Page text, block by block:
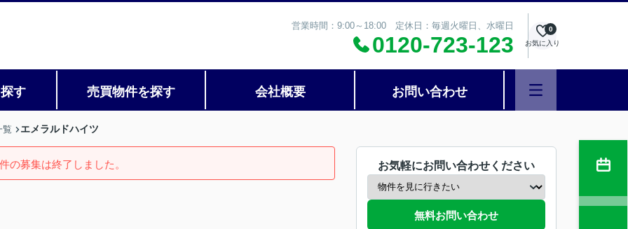
営業時間：9:00～18:00 定休日：毎週火曜日、水曜日
0120-723-123 お気に入り
0
す 売買物件を探す 会社概要 お問い合わせ
覧 エメラルドハイツ
の募集は終了しました。 お気軽にお問い合わせください
無料お問い合わせ